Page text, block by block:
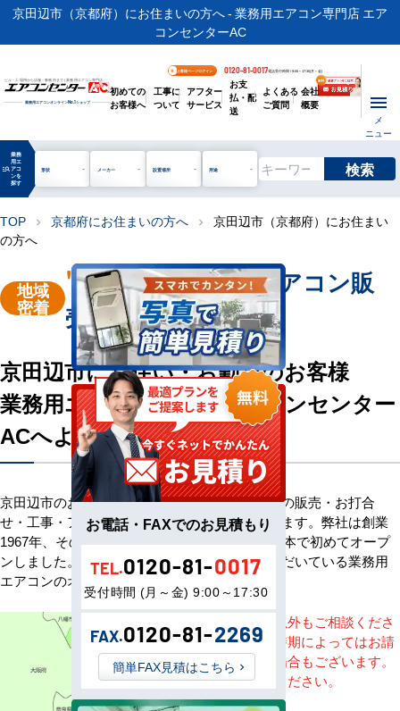
京田辺市（京都府）にお住まいの方へ - 業務用エアコン専門店 エア
コンセンターAC
ビル・工場用から店舗・事務所まで | 業務用エアコン専門店
業務用エアコンオンラインNo.1ショップ
お客様ページログイン 0120-81-0017電話受付時間 / 9:00～17:30(月～金)
初めての
お客様へ
工事に
ついて
アフター
サービス
お支
払・配
送
よくある
ご質問
会社
概要
メ
ニュー
manage_search
業務
用エ
アコ
ンを
探す
形状 メーカー 設置場所 用途 検索
TOP chevron_right 京都府にお住まいの方へ chevron_right
京田辺市（京都府）にお住まい
の方へ
地域
密着
"京田辺市"業務用エアコン販
売・工事を承ります
京田辺市にお住い・お勤めのお客様
業務用エアコン専門店エアコンセンター
ACへようこそ
京田辺市のお客様へ業務用エアコン・空調機器の販売・お打合
せ・工事・アフターサービスまで一貫して承ります。弊社は創業
1967年、その信頼を基に空調のネット販売を日本で初めてオープ
ンしました。以来、皆様にご信頼・ご愛顧いただいている業務用
エアコンのオンラインショップです。
※記載地域以外もご相談くださ
い。地域・時期によってはお請
けできない場合もございます。
直接ご相談ください。
お電話・FAXでのお見積もり
TEL.0120-81-0017
受付時間 (月～金) 9:00～17:30
FAX.0120-81-2269
簡単FAX見積はこちら